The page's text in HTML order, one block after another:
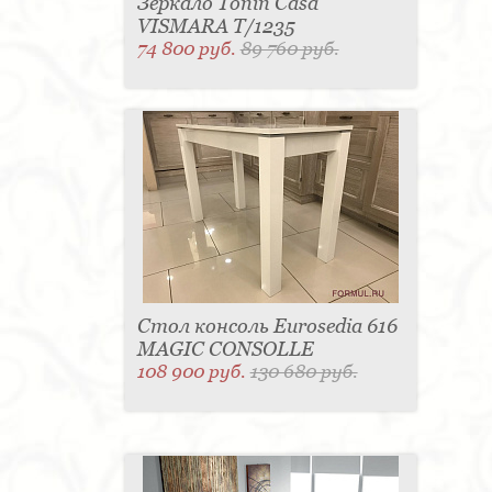
VISMARA T/1235
74 800 руб.89 760 руб.
Стол консоль Eurosedia 616
MAGIC CONSOLLE
108 900 руб.130 680 руб.